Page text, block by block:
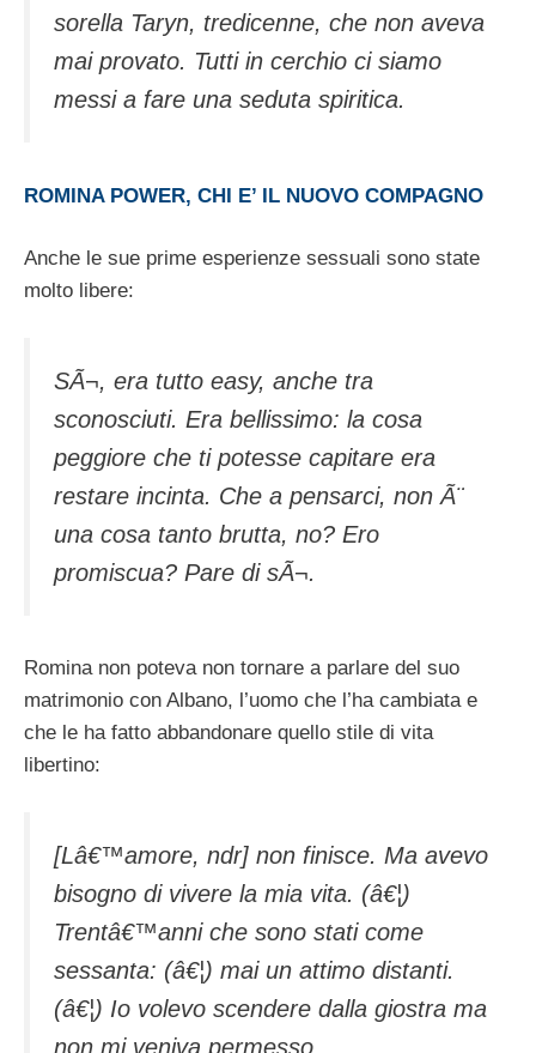
sorella Taryn, tredicenne, che non aveva
mai provato. Tutti in cerchio ci siamo
messi a fare una seduta spiritica.
ROMINA POWER, CHI E’ IL NUOVO COMPAGNO
Anche le sue prime esperienze sessuali sono state
molto libere:
SÃ¬, era tutto easy, anche tra
sconosciuti. Era bellissimo: la cosa
peggiore che ti potesse capitare era
restare incinta. Che a pensarci, non Ã¨
una cosa tanto brutta, no? Ero
promiscua? Pare di sÃ¬.
Romina non poteva non tornare a parlare del suo
matrimonio con Albano, l’uomo che l’ha cambiata e
che le ha fatto abbandonare quello stile di vita
libertino:
[Lâ€™amore, ndr] non finisce. Ma avevo
bisogno di vivere la mia vita. (â€¦)
Trentâ€™anni che sono stati come
sessanta: (â€¦) mai un attimo distanti.
(â€¦) Io volevo scendere dalla giostra ma
non mi veniva permesso